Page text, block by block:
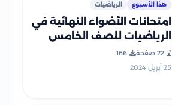
هذا الأسبوع الرياضيات
امتحانات الأضواء النهائية في
الرياضيات للصف الخامس
الابتدائي الفصل الدراسي
الثاني 2024 بصيغة PDF
22 صفحة
166
25 أبريل 2024